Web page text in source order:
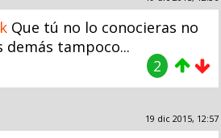
Que tú no lo conocieras no
demás tampoco...
2
19 dic 2015, 12:57